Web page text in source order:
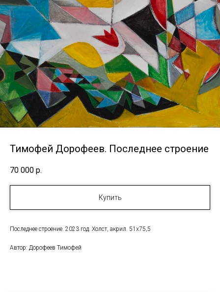
Тимофей Дорофеев. Последнее строение
70 000 р.
Купить
Последнее строение. 2023 год. Холст, акрил. 51х75,5
Автор: Дорофеев Тимофей